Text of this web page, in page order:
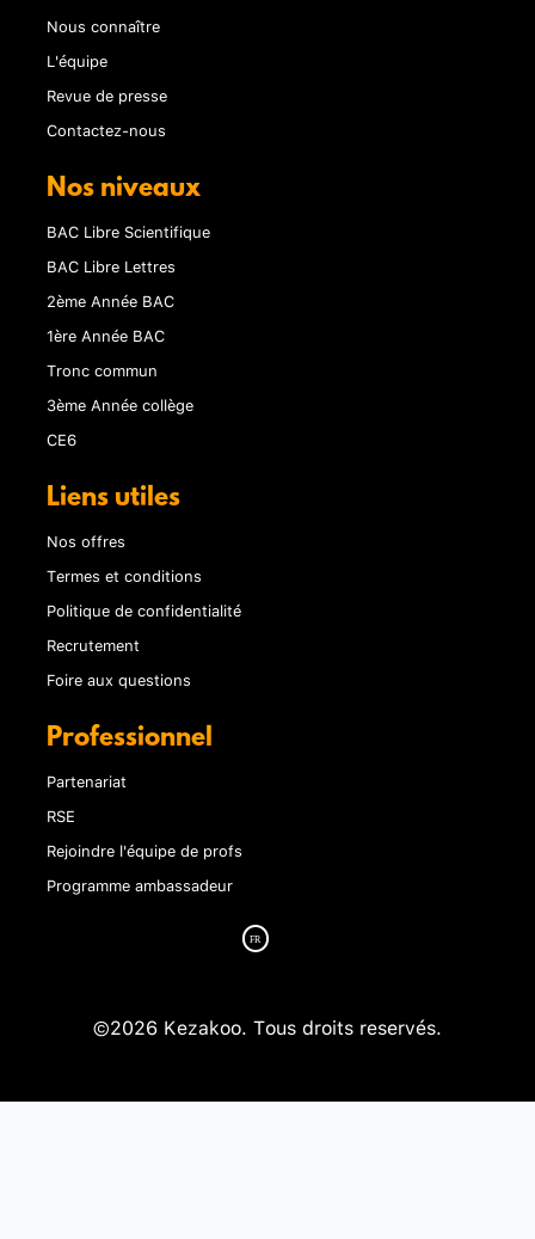
Nous connaître
L'équipe
Revue de presse
Contactez-nous
Nos niveaux
BAC Libre Scientifique
BAC Libre Lettres
2ème Année BAC
1ère Année BAC
Tronc commun
3ème Année collège
CE6
Liens utiles
Nos offres
Termes et conditions
Politique de confidentialité
Recrutement
Foire aux questions
Professionnel
Partenariat
RSE
Rejoindre l'équipe de profs
Programme ambassadeur
©2026 Kezakoo. Tous droits reservés.